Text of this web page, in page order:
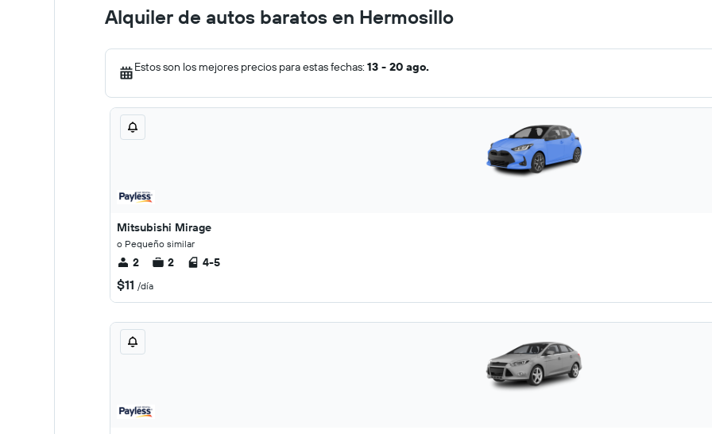
Alquiler de autos baratos en Hermosillo
Estos son los mejores precios para estas fechas: 13 - 20 ago.
Mitsubishi Mirage
o Pequeño similar
2 2 4-5
$11 /día